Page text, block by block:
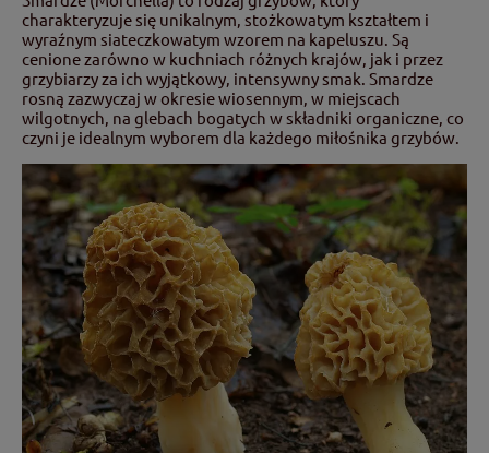
charakteryzuje się unikalnym, stożkowatym kształtem i
wyraźnym siateczkowatym wzorem na kapeluszu. Są
cenione zarówno w kuchniach różnych krajów, jak i przez
grzybiarzy za ich wyjątkowy, intensywny smak. Smardze
rosną zazwyczaj w okresie wiosennym, w miejscach
wilgotnych, na glebach bogatych w składniki organiczne, co
czyni je idealnym wyborem dla każdego miłośnika grzybów.